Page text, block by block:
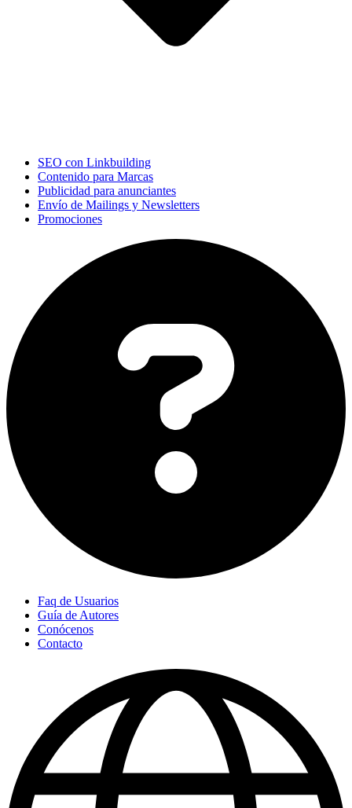
SEO con Linkbuilding
Contenido para Marcas
Publicidad para anunciantes
Envío de Mailings y Newsletters
Promociones
Faq de Usuarios
Guía de Autores
Conócenos
Contacto